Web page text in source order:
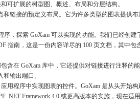
可扩展的树型图、概述、布局和分层结构。
和链接的预定义布局。它为许多类型的图表提供
序，探索 GoXam 可以实现的功能。我们已经创
指南，这是一份内容详尽的 100 页文档，其中
含在 GoXam 库中，它还提供对链接进行注释的
输出端口。
用程序中实现图表的控件。GoXam 是从头开始
.NET Framework 4.0 或更高版本的实施，现在适